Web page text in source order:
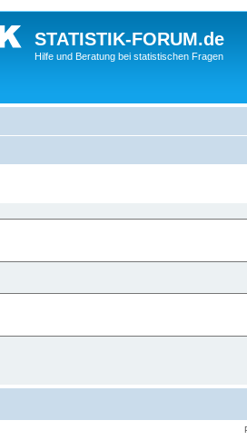
STATISTIK-FORUM.de
Hilfe und Beratung bei statistischen Fragen